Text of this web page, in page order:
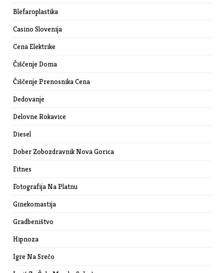
Blefaroplastika
Casino Slovenija
Cena Elektrike
Čiščenje Doma
Čiščenje Prenosnika Cena
Dedovanje
Delovne Rokavice
Diesel
Dober Zobozdravnik Nova Gorica
Fitnes
Fotografija Na Platnu
Ginekomastija
Gradbeništvo
Hipnoza
Igre Na Srečo